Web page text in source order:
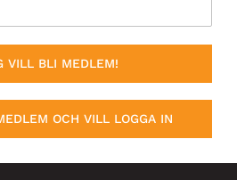
VILL BLI MEDLEM!
OCH VILL LOGGA IN